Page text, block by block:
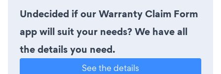
Undecided if our Warranty Claim Form
app will suit your needs? We have all
the details you need.
See the details